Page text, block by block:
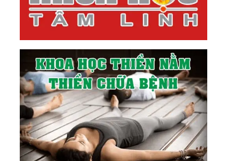
71.Giải Ngộ 39: Tất Cả Đều Là Ánh Sáng
72.Nhóm 6: Giải Ngộ Sau Hợp Nhất - Đời Sống Tự
Nhiên
Giải Ngộ 40: Về Linh Hồn
74.Giải Ngộ 41: Góc Nhìn Linh Hồn
75.Giải Ngộ 42: Tình Yêu Ẩn Sau Những Vết
Thương
76.Giải Ngộ 43: Về Tự Do
77.Giải Ngộ 44: Về Độc Lập - Tự Do - Hạnh Phúc
78.Giải Ngộ 45: Về Cách Mạng Nội Tâm